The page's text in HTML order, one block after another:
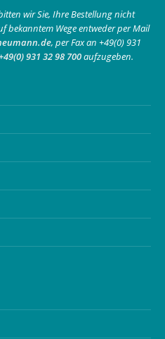
wir Sie, Ihre Bestellung nicht
bekanntem Wege entweder per Mail
, per Fax an +49(0) 931
931 32 98 700aufzugeben.